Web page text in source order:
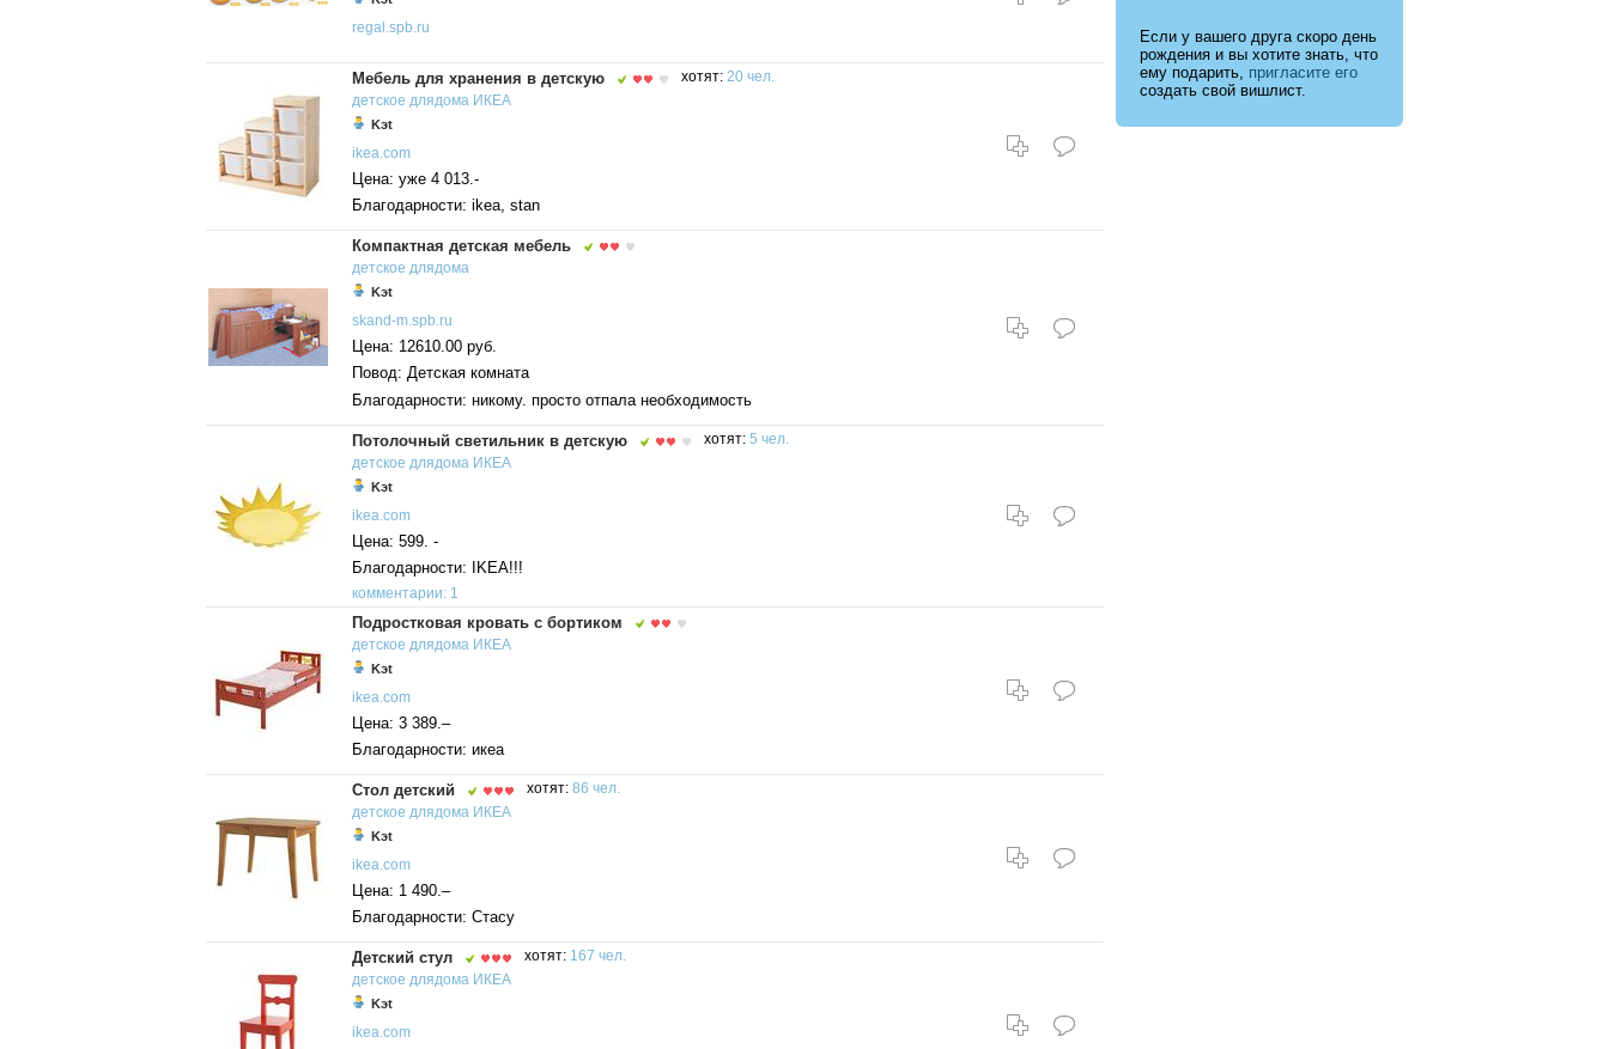
regal.spb.ru
Мебель для хранения в детскую хотят: 20 чел.
детское длядома ИКЕА
Kэt
ikea.com
Цена: уже 4 013.-
Благодарности: ikea, stan
Компактная детская мебель
детское длядома
Kэt
skand-m.spb.ru
Цена: 12610.00 руб.
Повод: Детская комната
Благодарности: никому. просто отпала необходимость
Потолочный светильник в детскую хотят: 5 чел.
детское длядома ИКЕА
Kэt
ikea.com
Цена: 599. -
Благодарности: IKEA!!!
комментарии: 1
Подростковая кровать с бортиком
детское длядома ИКЕА
Kэt
ikea.com
Цена: 3 389.–
Благодарности: икеа
Стол детский хотят: 86 чел.
детское длядома ИКЕА
Kэt
ikea.com
Цена: 1 490.–
Благодарности: Стасу
Детский стул хотят: 167 чел.
детское длядома ИКЕА
Kэt
ikea.com
Если у вашего друга скоро день
рождения и вы хотите знать, что
ему подарить, пригласите его
создать свой вишлист.